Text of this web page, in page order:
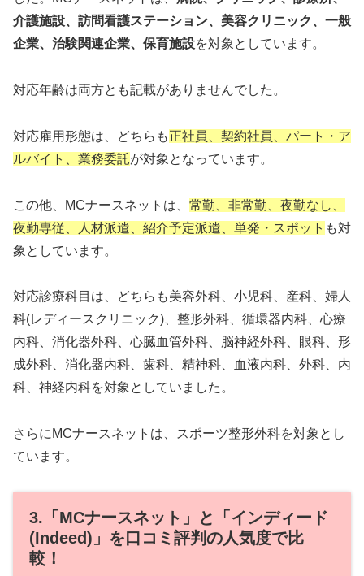
介護施設、訪問看護ステーション、美容クリニック、一般
企業、治験関連企業、保育施設を対象としています。
対応年齢は両方とも記載がありませんでした。
対応雇用形態は、どちらも正社員、契約社員、パート・ア
ルバイト、業務委託が対象となっています。
この他、MCナースネットは、 常勤、非常勤、夜勤なし、
夜勤専従、人材派遣、紹介予定派遣、単発・スポット も対
象としています。
対応診療科目は、どちらも美容外科、小児科、産科、婦人
科(レディースクリニック)、整形外科、循環器内科、心療
内科、消化器外科、心臓血管外科、脳神経外科、眼科、形
成外科、消化器内科、歯科、精神科、血液内科、外科、内
科、神経内科を対象としていました。
さらにMCナースネットは、スポーツ整形外科を対象とし
ています。
3.「MCナースネット」と「インディード
(Indeed)」を口コミ評判の人気度で比
較！